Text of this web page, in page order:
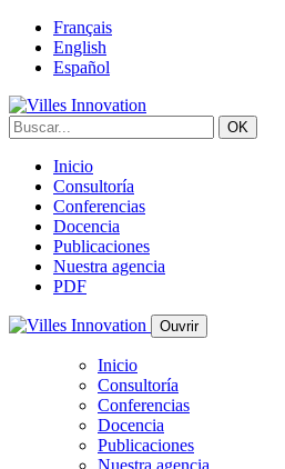
Français
English
Español
Inicio
Consultoría
Conferencias
Docencia
Publicaciones
Nuestra agencia
PDF
Ouvrir
Inicio
Consultoría
Conferencias
Docencia
Publicaciones
Nuestra agencia